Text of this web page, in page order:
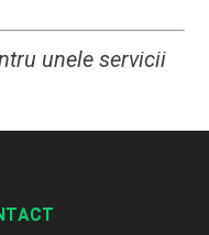
unele servicii